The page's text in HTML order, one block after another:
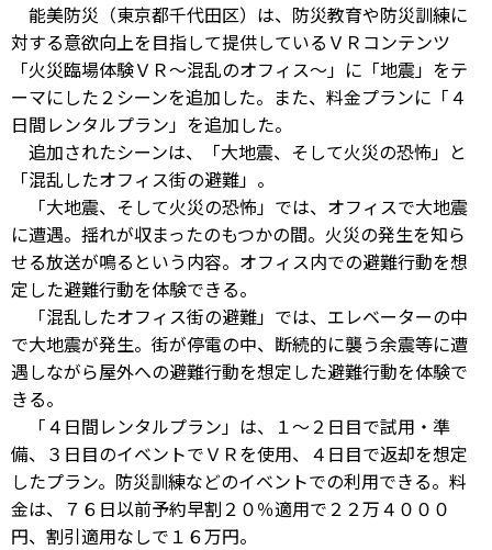
能美防災（東京都千代田区）は、防災教育や防災訓練に
対する意欲向上を目指して提供しているＶＲコンテンツ
「火災臨場体験ＶＲ～混乱のオフィス～」に「地震」をテ
ーマにした２シーンを追加した。また、料金プランに「４
日間レンタルプラン」を追加した。
追加されたシーンは、「大地震、そして火災の恐怖」と
「混乱したオフィス街の避難」。
「大地震、そして火災の恐怖」では、オフィスで大地震
に遭遇。揺れが収まったのもつかの間。火災の発生を知ら
せる放送が鳴るという内容。オフィス内での避難行動を想
定した避難行動を体験できる。
「混乱したオフィス街の避難」では、エレベーターの中
で大地震が発生。街が停電の中、断続的に襲う余震等に遭
遇しながら屋外への避難行動を想定した避難行動を体験で
きる。
「４日間レンタルプラン」は、１～２日目で試用・準
備、３日目のイベントでＶＲを使用、４日目で返却を想定
したプラン。防災訓練などのイベントでの利用できる。料
金は、７６日以前予約早割２０％適用で２２万４０００
円、割引適用なしで１６万円。